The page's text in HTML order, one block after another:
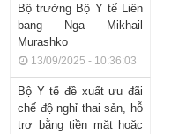
Bộ trưởng Bộ Y tế Liên
bang Nga Mikhail
Murashko
13/09/2025 - 10:36:03
Bộ Y tế đề xuất ưu đãi
chế độ nghỉ thai sản, hỗ
trợ bằng tiền mặt hoặc